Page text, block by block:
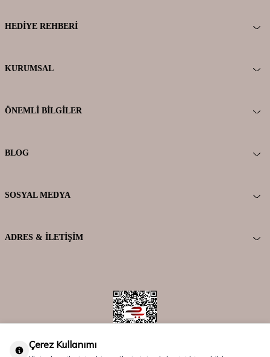
HEDIYE REHBERI
KURUMSAL
ÖNEMLI BILGILER
BLOG
SOSYAL MEDYA
ADRES & İLETIŞIM
Çerez Kullanımı